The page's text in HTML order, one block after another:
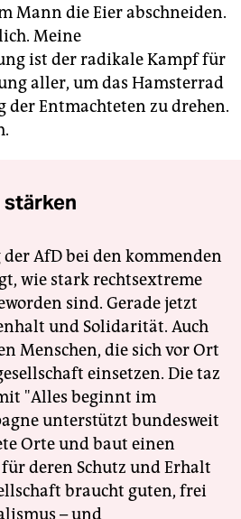
Mann die Eier abschneiden.
Meine
ist der radikale Kampf für
aller, um das Hamsterrad
der Entmachteten zu drehen.
stärken
AfD bei den kommenden
wie stark rechtsextreme
sind. Gerade jetzt
und Solidarität. Auch
Menschen, die sich vor Ort
einsetzen. Die taz
"Alles beginnt im
unterstützt bundesweit
Orte und baut einen
deren Schutz und Erhalt
braucht guten, frei
– und